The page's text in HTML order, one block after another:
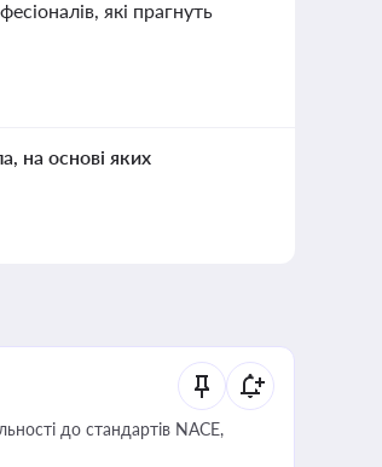
які прагнуть
на основі яких
до стандартів NACE,